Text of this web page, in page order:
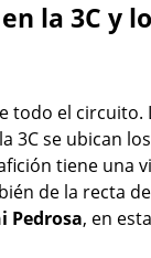
la 3C y
todo el circuito.
3C se ubican los
tiene una
de la recta
Pedrosa, en esta